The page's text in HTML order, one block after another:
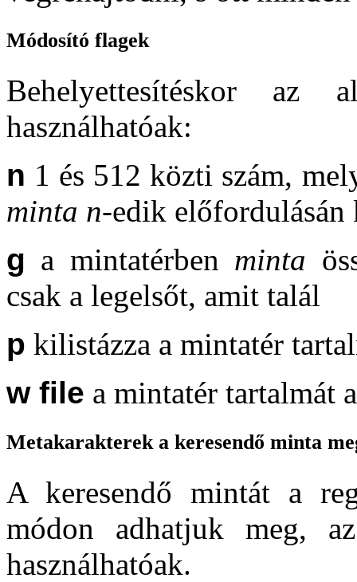
Módosító flagek
Behelyettesítéskor az
használhatóak:
n 1 és 512 közti szám,
minta n-edik előfordulásán
g a mintatérben minta
csak a legelsőt, amit talál
p kilistázza a mintatér
w file a mintatér tartalmát
Metakarakterek a keresendő minta
A keresendő mintát a
módon adhatjuk meg,
használhatóak.